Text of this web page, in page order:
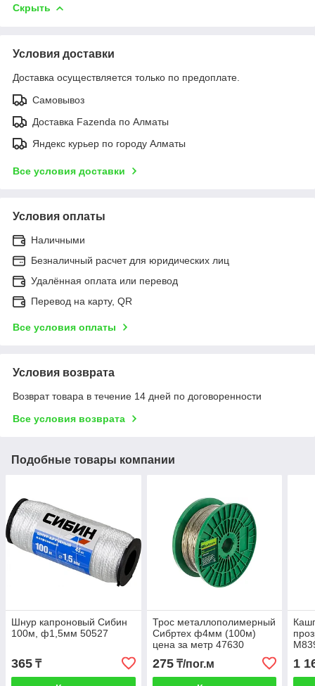
Скрыть
Условия доставки
Доставка осуществляется только по предоплате.
Самовывоз
Доставка Fazenda по Алматы
Яндекс курьер по городу Алматы
Все условия доставки
Условия оплаты
Наличными
Безналичный расчет для юридических лиц
Удалённая оплата или перевод
Перевод на карту, QR
Все условия оплаты
Условия возврата
Возврат товара в течение 14 дней по договоренности
Все условия возврата
Подобные товары компании
Шнур капроновый Сибин
100м, ф1,5мм 50527
365 ₸
Трос металлополимерный
Сибртех ф4мм (100м)
цена за метр 47630
275₸/пог.м 1